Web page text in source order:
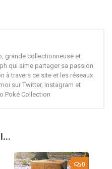
grande collectionneuse et
qui aime partager sa passion
à travers ce site et les réseaux
sur Twitter, Instagram et
Poké Collection
0